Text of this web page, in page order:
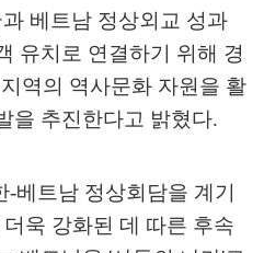
베트남 정상외교 성과
유치로 연결하기 위해 경
역의 역사문화 자원을 활
을 추진한다고 밝혔다.
-베트남 정상회담을 계기
욱 강화된 데 따른 후속